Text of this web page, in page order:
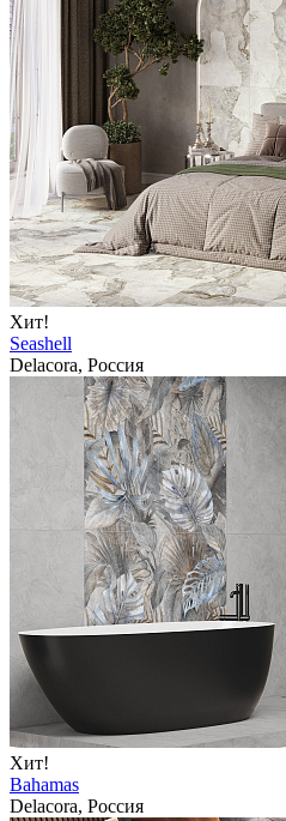
Хит!
Seashell
Delacora, Россия
Хит!
Bahamas
Delacora, Россия